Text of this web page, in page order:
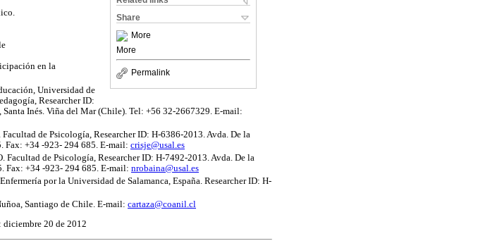
Share
More
More
Permalink
en la
Universidad de
Researcher ID:
Inés. Viña del Mar (Chile). Tel: +56 32-2667329. E-mail:
de Psicología, Researcher ID: H-6386-2013. Avda. De la
Fax: +34 -923- 294 685. E-mail: crisje@usal.es
Facultad de Psicología, Researcher ID: H-7492-2013. Avda. De la
Fax: +34 -923- 294 685. E-mail: nrobaina@usal.es
por la Universidad de Salamanca, España. Researcher ID: H-
Santiago de Chile. E-mail: cartaza@coanil.cl
20 de 2012